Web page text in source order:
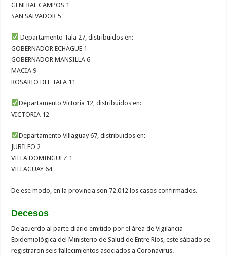
GENERAL CAMPOS 1
SAN SALVADOR 5
Departamento Tala 27, distribuidos en:
GOBERNADOR ECHAGUE 1
GOBERNADOR MANSILLA 6
MACIA 9
ROSARIO DEL TALA 11
Departamento Victoria 12, distribuidos en:
VICTORIA 12
Departamento Villaguay 67, distribuidos en:
JUBILEO 2
VILLA DOMINGUEZ 1
VILLAGUAY 64
De ese modo, en la provincia son 72.012 los casos confirmados.
Decesos
De acuerdo al parte diario emitido por el área de Vigilancia
Epidemiológica del Ministerio de Salud de Entre Ríos, este sábado se
registraron seis fallecimientos asociados a Coronavirus.